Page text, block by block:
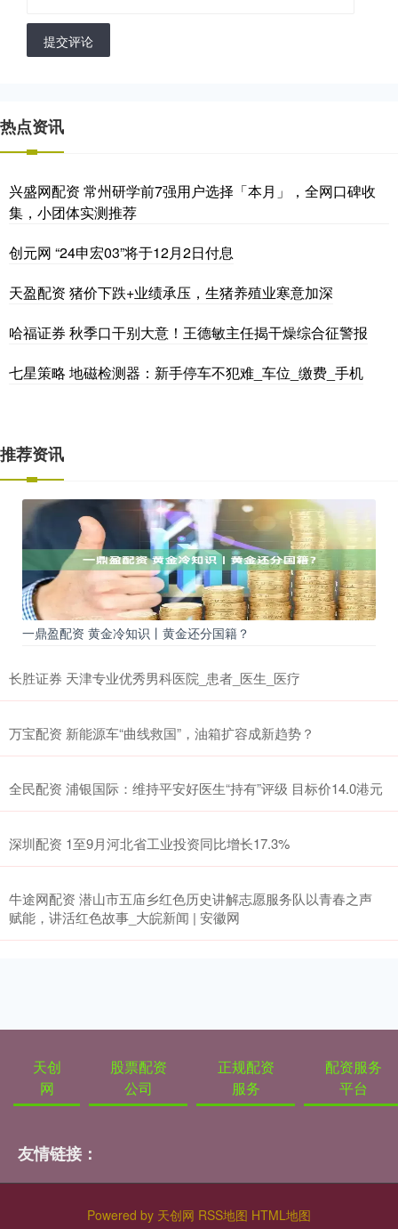
提交评论
热点资讯
兴盛网配资 常州研学前7强用户选择「本月」，全网口碑收
集，小团体实测推荐
创元网 “24申宏03”将于12月2日付息
天盈配资 猪价下跌+业绩承压，生猪养殖业寒意加深
哈福证券 秋季口干别大意！王德敏主任揭干燥综合征警报
七星策略 地磁检测器：新手停车不犯难_车位_缴费_手机
推荐资讯
一鼎盈配资 黄金冷知识丨黄金还分国籍？
长胜证券 天津专业优秀男科医院_患者_医生_医疗
万宝配资 新能源车“曲线救国”，油箱扩容成新趋势？
全民配资 浦银国际：维持平安好医生“持有”评级 目标价14.0港元
深圳配资 1至9月河北省工业投资同比增长17.3%
牛途网配资 潜山市五庙乡红色历史讲解志愿服务队以青春之声
赋能，讲活红色故事_大皖新闻 | 安徽网
天创
网
股票配资
公司
正规配资
服务
配资服务
平台
友情链接：
Powered by 天创网 RSS地图 HTML地图